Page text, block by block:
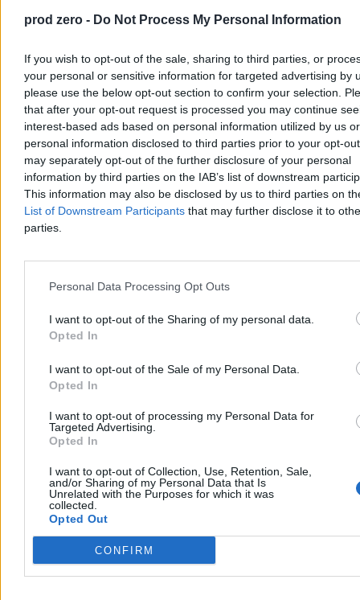
prod zero - Do Not Process My Personal Information
If you wish to opt-out of the sale, sharing to third parties, or
your personal or sensitive information for targeted advertising by
please use the below opt-out section to confirm your selection.
that after your opt-out request is processed you may continue
interest-based ads based on personal information utilized by us or
personal information disclosed to third parties prior to your opt-
may separately opt-out of the further disclosure of your personal
information by third parties on the IAB’s list of downstream
This information may also be disclosed by us to third parties on
List of Downstream Participants that may further disclose it to
parties.
Personal Data Processing Opt Outs
I want to opt-out of the Sharing of my personal data.
Opted In
I want to opt-out of the Sale of my Personal Data.
Opted In
I want to opt-out of processing my Personal Data for
Targeted Advertising.
Opted In
I want to opt-out of Collection, Use, Retention, Sale,
and/or Sharing of my Personal Data that Is
Unrelated with the Purposes for which it was
collected.
Opted Out
CONFIRM
sondażu
13:43Poseł KO nazwał partię Razem „komunistami”. Teraz dostał
zakaz od władz klubu
12:46Trzęsienie ziemi w Warszawie. Reakcje po dymisjach
wiceprezydentek
12:25„Odchodzę bez żalu i złych emocji”. Wiceprezydent
Warszawy złożyła dymisję
12:14Tusk dał czas ws. szpitali do wtorku. Potem kolejne dymisje
11:41Odeszła z ratusza, teraz zabiera głos. „Nie mam poczucia
winy”
11:22Amerykanie otwierają drzwi. Polska coraz bliżej stałej bazy
USA
11:08Poleciały głowy u Trzaskowskiego. Swój stołek uratował
jeden człowiek
Jak sprawdzić stan kolejki przed wizytą na SOR? Możemy
1/16 finału mundialu
Czynsze grozy. Mamy stawki z całej Polski
powinien złożyć urząd
Morawiecki osłabi PiS? Tak wyborcy oceniają jego
Ropa drożeje po ostrzeżeniu ws. cieśniny Ormuz
Mecz pełen kontrowersji. Portugalia wyrwała awans
Chorwatom w 94. minucie
Kołodziejczak
O krok od cięć wojsk w Europie. Alarmujące doniesienia
Zamach w Monako. Podejrzana zidentyfikowana
Tutaj nikt nie jest do końca stąd. W tej części Polski to
05:53
„Polska od środka”, czyli pojadę na koniec kraju i
porozmawiam z kimś ciekawym. Bo czemu nie?